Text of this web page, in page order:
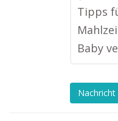
Tipps
Baby
Nachricht